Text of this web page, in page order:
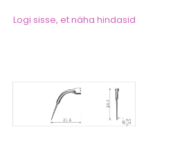
Logi sisse, et näha hindasid